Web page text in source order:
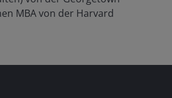
MBA von der Harvard